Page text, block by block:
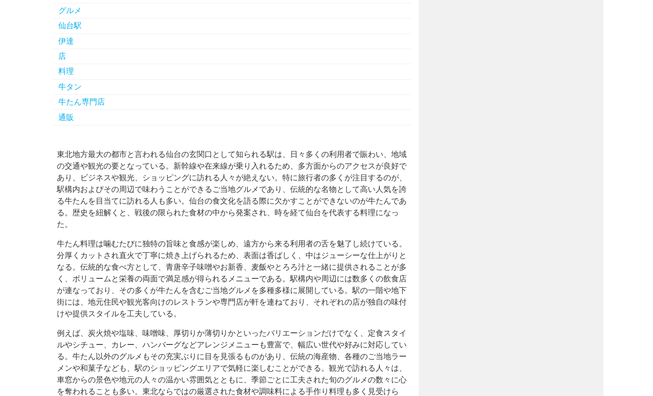
グルメ
仙台駅
伊達
店
料理
牛タン
牛たん専門店
通販
東北地方最大の都市と言われる仙台の玄関口として知られる駅は、日々多くの利用者で賑わい、地域
の交通や観光の要となっている。 新幹線や在来線が乗り入れるため、多方面からのアクセスが良好で
あり、ビジネスや観光、ショッピングに訪れる人々が絶えない。特に旅行者の多くが注目するのが、
駅構内およびその周辺で味わうことができるご当地グルメであり、伝統的な名物として高い人気を誇
る牛たんを目当てに訪れる人も多い。仙台の食文化を語る際に欠かすことができないのが牛たんであ
る。歴史を紐解くと、戦後の限られた食材の中から発案され、時を経て仙台を代表する料理になっ
た。
牛たん料理は噛むたびに独特の旨味と食感が楽しめ、遠方から来る利用者の舌を魅了し続けている。
分厚くカットされ直火で丁寧に焼き上げられるため、表面は香ばしく、中はジューシーな仕上がりと
なる。伝統的な食べ方として、青唐辛子味噌やお新香、麦飯やとろろ汁と一緒に提供されることが多
く、ボリュームと栄養の両面で満足感が得られるメニューである。駅構内や周辺には数多くの飲食店
が連なっており、その多くが牛たんを含むご当地グルメを多種多様に展開している。駅の一階や地下
街には、地元住民や観光客向けのレストランや専門店が軒を連ねており、それぞれの店が独自の味付
けや提供スタイルを工夫している。
例えば、炭火焼や塩味、味噌味、厚切りか薄切りかといったバリエーションだけでなく、定食スタイ
ルやシチュー、カレー、ハンバーグなどアレンジメニューも豊富で、幅広い世代や好みに対応してい
る。牛たん以外のグルメもその充実ぶりに目を見張るものがあり、伝統の海産物、各種のご当地ラー
メンや和菓子なども、駅のショッピングエリアで気軽に楽しむことができる。観光で訪れる人々は、
車窓からの景色や地元の人々の温かい雰囲気とともに、季節ごとに工夫された旬のグルメの数々に心
を奪われることも多い。東北ならではの厳選された食材や調味料による手作り料理も多く見受けら